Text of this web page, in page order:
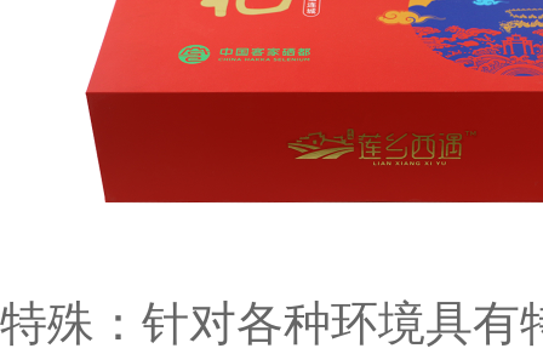
特殊：针对各种环境具有